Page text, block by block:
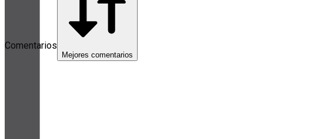
Comentarios
Mejores comentarios